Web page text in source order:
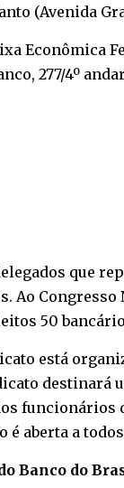
(Avenida
Econômica
277/4º
que
50
está
aberta a
Banco do